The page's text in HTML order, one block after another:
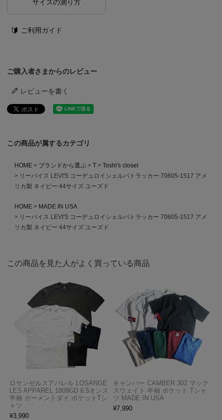
サイズの測り方
ご利用ガイド
ご購入者さまからのレビュー
レビューを書く
この商品が属するカテゴリ
HOME ブランドから選ぶ T
Toshi's closet
リーバイス LEVI'S コーデュロイシェルパトラッカー 70605-1517 アメ
リカ製 ネイビー 44サイズ ユーズド
HOME
MADE IN USA
リーバイス LEVI'S コーデュロイシェルパトラッカー 70605-1517 アメ
リカ製 ネイビー 44サイズ ユーズド
この商品を見た人がよく買っている商品
ロサンゼルスアパレル LOSANGE
LES APPAREL 1809GD 6.5オンス
半袖 ガーメントダイ ポケットTシ
ャツ
¥3,990
キャンバー CAMBER 302 マック
スウェイト 半袖 ポケット Tシャ
ツ MADE IN USA
¥7,990